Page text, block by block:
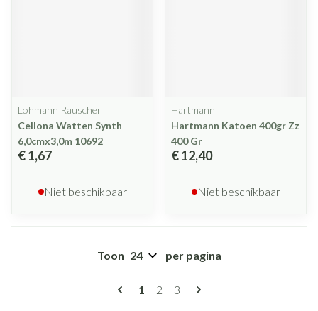
Lohmann Rauscher
Cellona Watten Synth
6,0cmx3,0m 10692
€ 1,67
Niet beschikbaar
Hartmann
Hartmann Katoen 400gr Zz
400 Gr
€ 12,40
Niet beschikbaar
Pagina's
U lees momenteel pagina
1 Pagina
2 Pagina
3
Toon per pagina